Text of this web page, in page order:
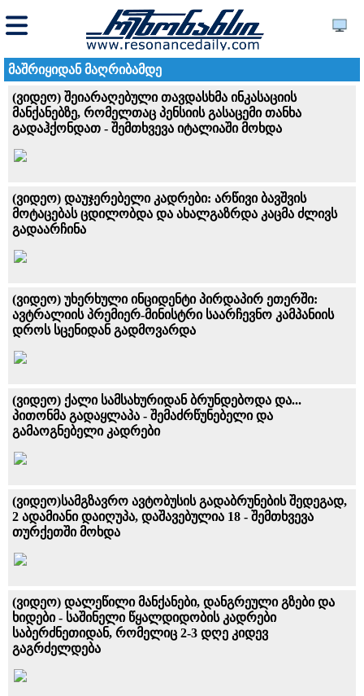
მაშრიყიდან მაღრიბამდე
(ვიდეო) შეიარაღებული თავდასხმა ინკასაციის
მანქანებზე, რომელთაც პენსიის გასაცემი თანხა
გადაჰქონდათ - შემთხვევა იტალიაში მოხდა
(ვიდეო) დაუჯერებელი კადრები: არწივი ბავშვის
მოტაცებას ცდილობდა და ახალგაზრდა კაცმა ძლივს
გადაარჩინა
(ვიდეო) უხერხული ინციდენტი პირდაპირ ეთერში:
ავტრალიის პრემიერ-მინისტრი საარჩევნო კამპანიის
დროს სცენიდან გადმოვარდა
(ვიდეო) ქალი სამსახურიდან ბრუნდებოდა და...
პითონმა გადაყლაპა - შემაძრწუნებელი და
გამაოგნებელი კადრები
(ვიდეო)სამგზავრო ავტობუსის გადაბრუნების შედეგად,
2 ადამიანი დაიღუპა, დაშავებულია 18 - შემთხვევა
თურქეთში მოხდა
(ვიდეო) დალეწილი მანქანები, დანგრეული გზები და
ხიდები - საშინელი წყალდიდობის კადრები
საბერძნეთიდან, რომელიც 2-3 დღე კიდევ
გაგრძელდება